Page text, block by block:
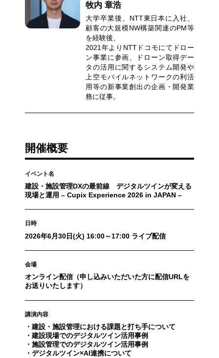
牧内 章浩
大学卒業後、NTT東日本に入社、
顧客の大規模NW構築関連のPM等
を経験後、
2021年よりNTTドコモにてドロー
ン事業に参画、ドローン取得デー
タの活用に関するシステム開発や
上空モバイルネットワークの利活
用等の新事業創出の企画・開発業
務に従事。
開催概要
イベント名
建設・施設管理DXの最前線 デジタルツインが変える
現場と運用 – Cupix Experience 2026 in JAPAN –
日時
2026年6月30日(火) 16:00～17:00 ライブ配信
会場
オンライン配信（申し込みいただいた方に配信URLを
お送りいたします）
講演内容
・建設・施設管理における課題と打ち手について
・建設現場でのデジタルツイン活用事例
・施設管理でのデジタルツイン活用事例
・デジタルツイン×AI連携について